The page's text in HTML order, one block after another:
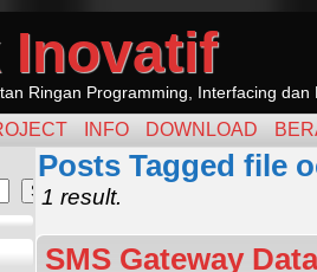
Inovatif
Ringan Programming, Interfacing dan
INFO DOWNLOAD
Search
Posts Tagged file
1 result.
SMS Gateway